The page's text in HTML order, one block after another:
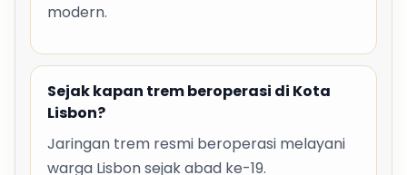
modern.
Sejak kapan trem beroperasi di Kota
Lisbon?
Jaringan trem resmi beroperasi melayani
warga Lisbon sejak abad ke-19.